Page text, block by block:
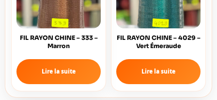
FIL RAYON CHINE – 4029 –
Vert Émeraude
Lire la suite
FIL RAYON CHINE – 333 –
Marron
Lire la suite